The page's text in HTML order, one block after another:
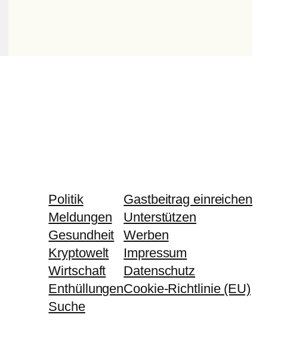
Politik
Meldungen
Gesundheit
Kryptowelt
Wirtschaft
Enthüllungen
Suche
Gastbeitrag einreichen
Unterstützen
Werben
Impressum
Datenschutz
Cookie-Richtlinie (EU)